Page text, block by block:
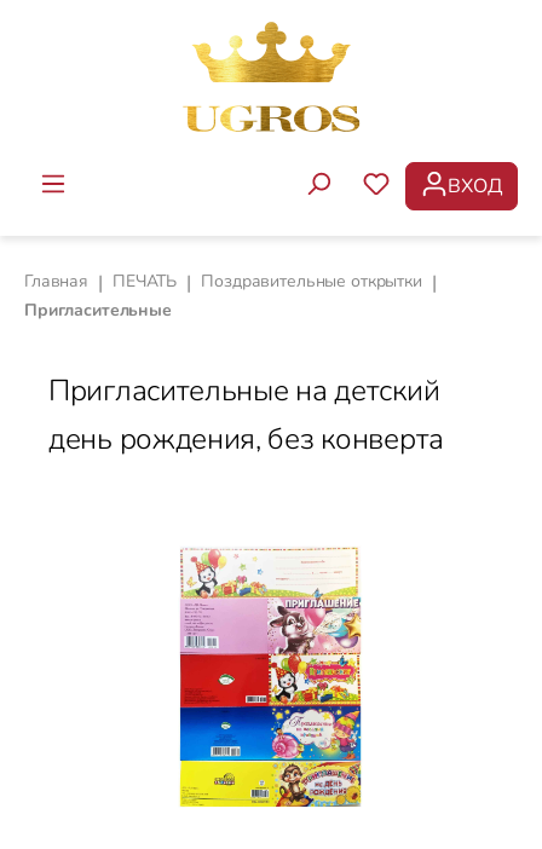
Перейти к основному содержанию
У ВАС ЕСТЬ
ВХОД
Главная | ПЕЧАТЬ | Поздравительные открытки |
Пригласительные
Пригласительные на детский
день рождения, без конверта